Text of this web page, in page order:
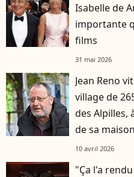
Isabelle de
importante
films
31 mai 2026
Jean Reno
village de
des Alpilles,
de sa
10 avril 2026
"Ça l'a